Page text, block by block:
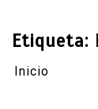
Etiqueta:
Inicio